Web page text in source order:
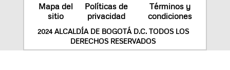
Mapa del
sitio
Políticas de
privacidad
Términos y
condiciones
2024 ALCALDÍA DE BOGOTÁ D.C. TODOS LOS
DERECHOS RESERVADOS